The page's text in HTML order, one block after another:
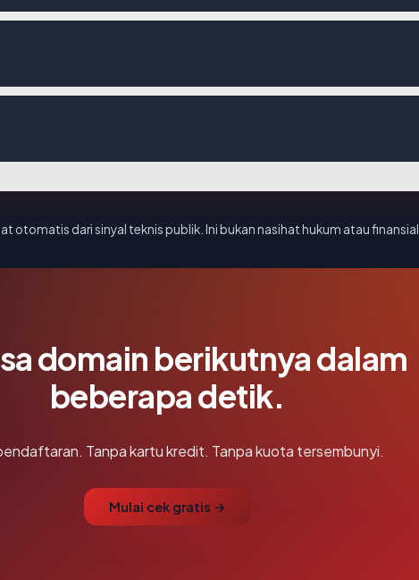
otomatis dari sinyal teknis publik. Ini bukan nasihat hukum atau finansial.
domain berikutnya dalam
beberapa detik.
Tanpa kartu kredit. Tanpa kuota tersembunyi.
Mulai cek gratis →